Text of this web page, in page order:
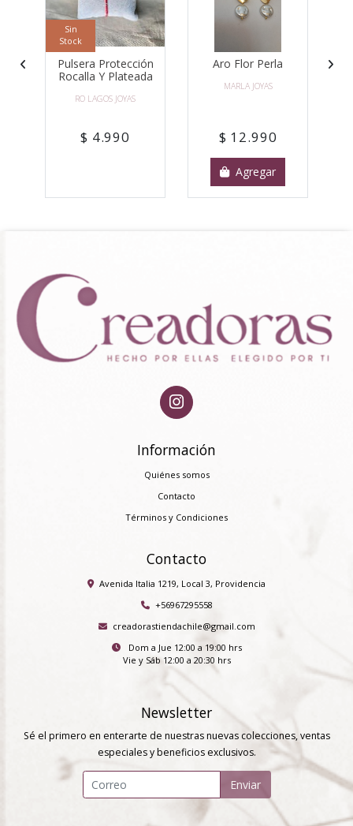
Sin
Stock
Pulsera Protección
Rocalla Y Plateada
RO LAGOS JOYAS
$ 4.990
Aro Flor Perla
MARLA JOYAS
$ 12.990
Agregar
Información
Quiénes somos
Contacto
Términos y Condiciones
Contacto
Avenida Italia 1219, Local 3, Providencia
+56967295558
creadorastiendachile@gmail.com
Dom a Jue 12:00 a 19:00 hrs
Vie y Sáb 12:00 a 20:30 hrs
Newsletter
Sé el primero en enterarte de nuestras nuevas colecciones, ventas
especiales y beneficios exclusivos.
Enviar